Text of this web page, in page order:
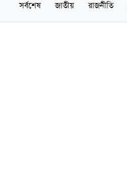
সর্বশেষ জাতীয় রাজনীতি